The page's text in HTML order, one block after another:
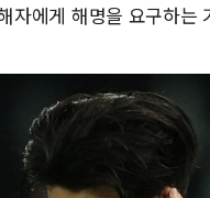
자에게 해명을 요구하는